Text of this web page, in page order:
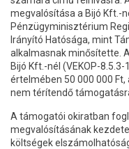
megvalósítása a Bijó Kft.-
Pénzügyminisztérium
Irányító Hatósága, mint
alkalmasnak minősítette.
Bijó Kft.-nél (VEKOP-
értelmében 50 000 000
nem térítendő
A támogatói okiratban
megvalósításának
költségek